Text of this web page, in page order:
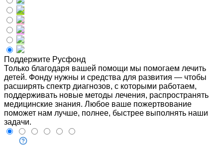
Поддержите Русфонд
Только благодаря вашей помощи мы помогаем лечить
детей. Фонду нужны и средства для развития — чтобы
расширять спектр диагнозов, с которыми работаем,
поддерживать новые методы лечения, распространять
медицинские знания. Любое ваше пожертвование
поможет нам лучше, полнее, быстрее выполнять наши
задачи.